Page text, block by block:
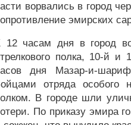
ворвались в город
эмирских
12 часам дня в город
полка, 10-й и
дня Мазар-и-
отряда особого
В городе шли
По приказу эмира